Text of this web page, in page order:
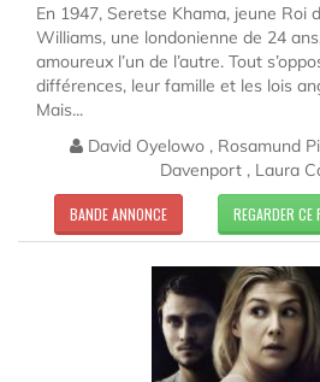
En 1947, Seretse Khama, jeune Roi
Williams, une londonienne de 24
amoureux l’un de l’autre. Tout
différences, leur famille et les lois
Mais...
David Oyelowo , Rosamund
Davenport , Laura
BANDE ANNONCE REGARDER CE